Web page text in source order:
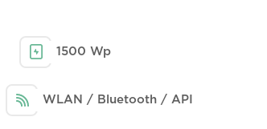
1500 Wp
WLAN / Bluetooth / API